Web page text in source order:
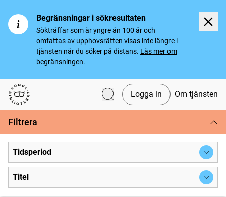
Begränsningar i sökresultaten
Sökträffar som är yngre än 100 år och
omfattas av upphovsrätten visas inte längre i
tjänsten när du söker på distans. Läs mer om
begränsningen.
Svenska tidningar
Logga in Om tjänsten
Filtrera
Tidsperiod
Titel